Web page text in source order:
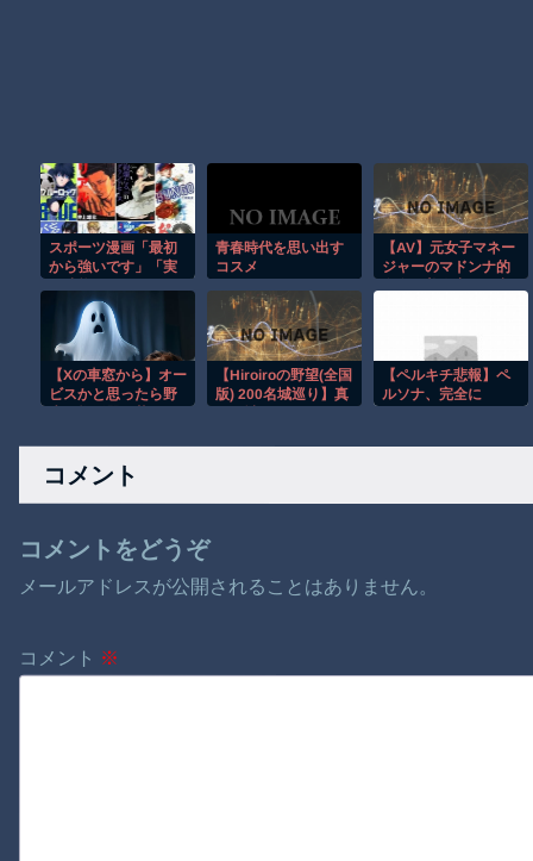
スポーツ漫画「最初
から強いです」「実
た」「他競技からの
転向です」
青春時代を思い出す
コスメ
【AV】元女子マネー
ジャーのマドンナ的
【Xの車窓から】オー
ビスかと思ったら野
【Hiroiroの野望(全国
版) 200名城巡り】真
【ペルキチ悲報】ペ
ルソナ、完全に
コメント
コメントをどうぞ
メールアドレスが公開されることはありません。
コメント ※